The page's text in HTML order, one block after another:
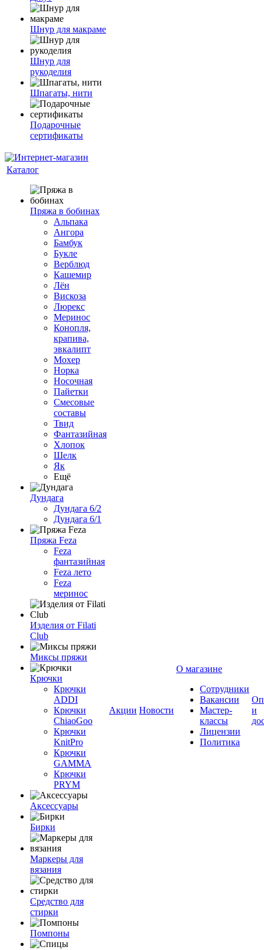
Шнур для макраме
Шнур для
рукоделия
Шпагаты, нити
Подарочные
сертификаты
Каталог
Пряжа в бобинах
Альпака
Ангора
Бамбук
Букле
Верблюд
Кашемир
Лён
Вискоза
Люрекс
Меринос
Конопля,
крапива,
эвкалипт
Мохер
Норка
Носочная
Пайетки
Смесовые
составы
Твид
Фантазийная
Хлопок
Шелк
Як
Ещё
Дундага
Дундага 6/2
Дундага 6/1
Пряжа Feza
Feza
фантазийная
Feza лето
Feza
меринос
Изделия от Filati
Club
Миксы пряжи
Крючки
Крючки
ADDI
Крючки
ChiaoGoo
Крючки
KnitPro
Крючки
GAMMA
Крючки
PRYM
Аксессуары
Бирки
Маркеры для
вязания
Средство для
стирки
Помпоны
Акции Новости
О магазине
Сотрудники
Вакансии
Мастер-
классы
Лицензии
Политика
и